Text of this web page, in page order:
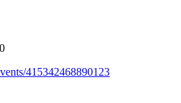
415342468890123